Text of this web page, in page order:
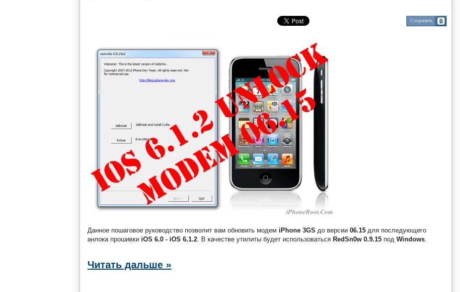
Сохранить
Данное пошаговое руководство позволит вам обновить модем iPhone 3GS до версии 06.15 для последующего
анлока прошивки iOS 6.0 - iOS 6.1.2. В качестве утилиты будет использоваться RedSn0w 0.9.15 под Windows.
Читать дальше »